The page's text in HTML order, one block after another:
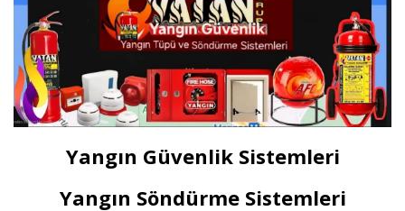
Yangın Güvenlik Sistemleri
Yangın Söndürme Sistemleri